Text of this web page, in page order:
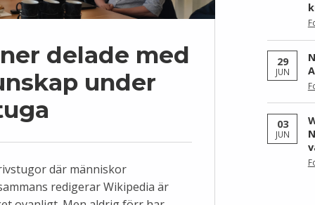
delade med
under
där människor
redigerar Wikipedia är
29
JUN
03
JUN